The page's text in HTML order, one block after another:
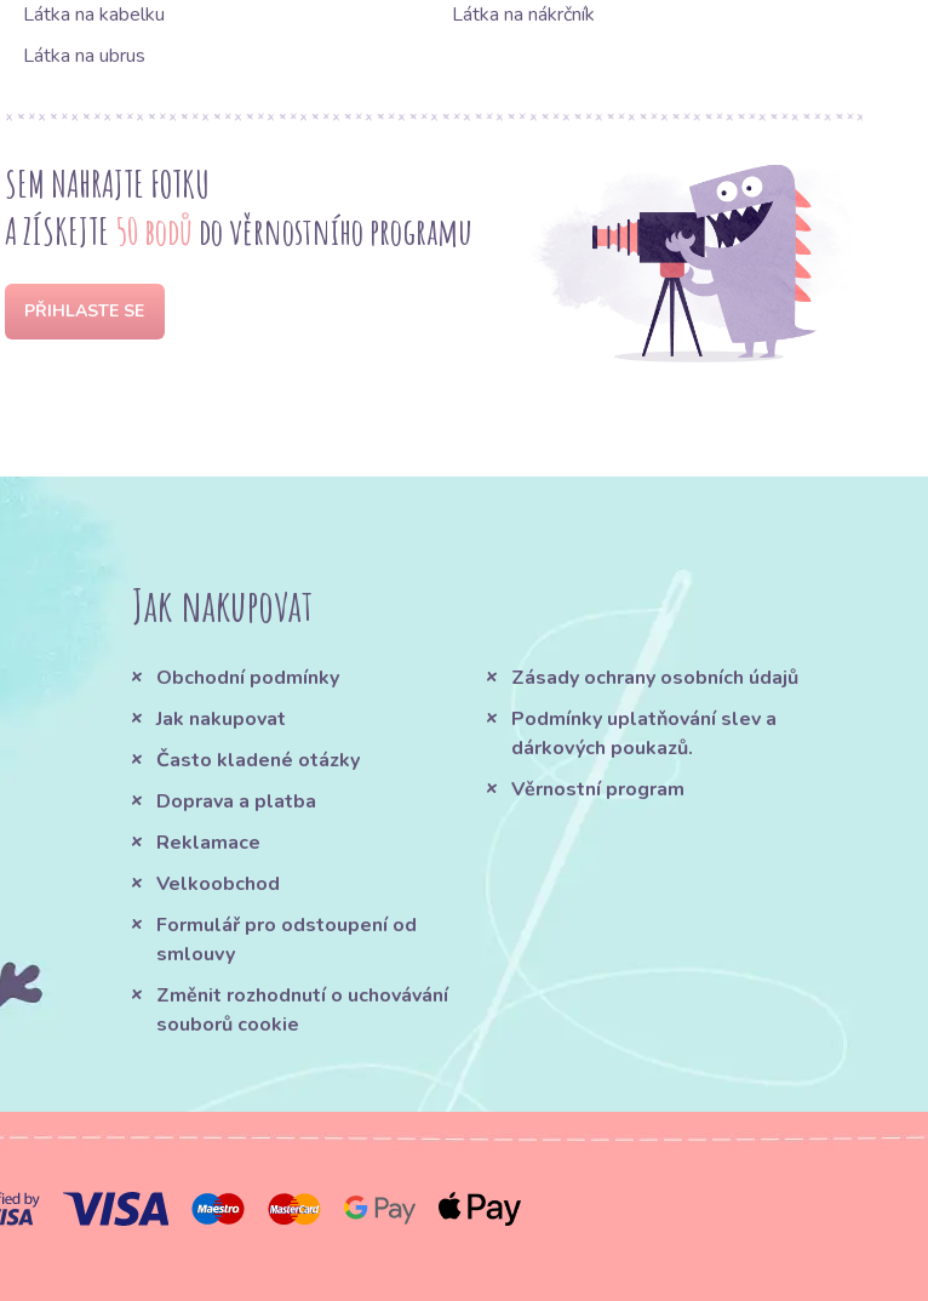
Látka na kabelku
Látka na nákrčník
Látka na ubrus
SEM NAHRAJTE FOTKU
A ZÍSKEJTE 50 bodů do věrnostního programu
PŘIHLASTE SE
Jak nakupovat
Obchodní podmínky
Jak nakupovat
Často kladené otázky
Doprava a platba
Reklamace
Velkoobchod
Formulář pro odstoupení od
smlouvy
Změnit rozhodnutí o uchovávání
souborů cookie
Zásady ochrany osobních údajů
Podmínky uplatňování slev a
dárkových poukazů.
Věrnostní program